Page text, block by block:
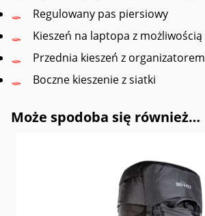
Regulowany pas piersiowy
Kieszeń na laptopa z
Przednia kieszeń z organizatorem
Boczne kieszenie z siatki
Może spodoba się również…